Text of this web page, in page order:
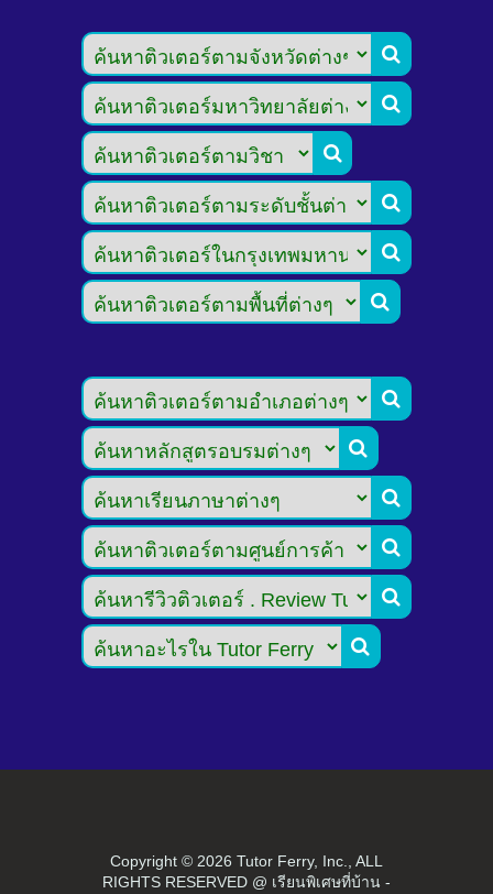












Copyright © 2026 Tutor Ferry, Inc., ALL
RIGHTS RESERVED @ เรียนพิเศษที่บ้าน -